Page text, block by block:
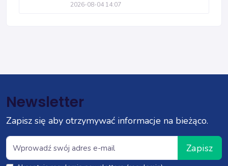
2026-08-04 14:07
Newsletter
Zapisz się aby otrzymywać informacje na bieżąco.
Zapisz